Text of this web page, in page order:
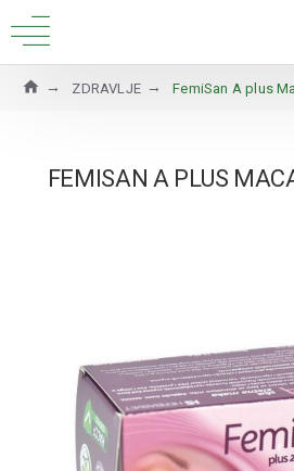
ZDRAVLJE FemiSan A plus
FEMISAN A PLUS